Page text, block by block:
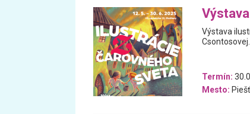
Výstava
Csontosovej.
Termín:
Mesto: